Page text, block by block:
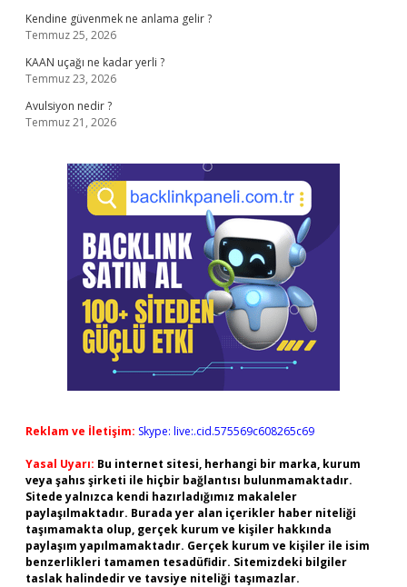
Kendine güvenmek ne anlama gelir ?
Temmuz 25, 2026
KAAN uçağı ne kadar yerli ?
Temmuz 23, 2026
Avulsiyon nedir ?
Temmuz 21, 2026
Reklam ve İletişim: Skype: live:.cid.575569c608265c69
Yasal Uyarı: Bu internet sitesi, herhangi bir marka, kurum
veya şahıs şirketi ile hiçbir bağlantısı bulunmamaktadır.
Sitede yalnızca kendi hazırladığımız makaleler
paylaşılmaktadır. Burada yer alan içerikler haber niteliği
taşımamakta olup, gerçek kurum ve kişiler hakkında
paylaşım yapılmamaktadır. Gerçek kurum ve kişiler ile isim
benzerlikleri tamamen tesadüfidir. Sitemizdeki bilgiler
taslak halindedir ve tavsiye niteliği taşımazlar.